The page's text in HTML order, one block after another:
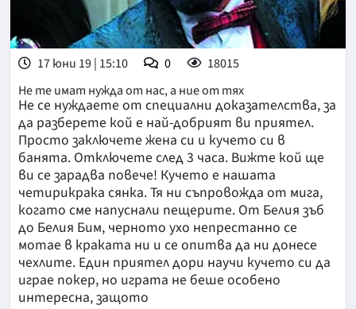
17 юни 19 | 15:10 0
18015
Не те имат нужда от нас, а ние от тях
Не се нуждаете от специални доказателства, за
да разберете кой е най-добрият ви приятел.
Просто заключете жена си и кучето си в
банята. Отключете след 3 часа. Вижте кой ще
ви се зарадва повече! Кучето е нашата
четирикрака сянка. Тя ни съпровожда от мига,
когато сме напуснали пещерите. От Белия зъб
до Белия Бим, черното ухо непрестанно се
мотае в краката ни и се опитва да ни донесе
чехлите. Един приятел дори научи кучето си да
играе покер, но играта не беше особено
интересна, защото